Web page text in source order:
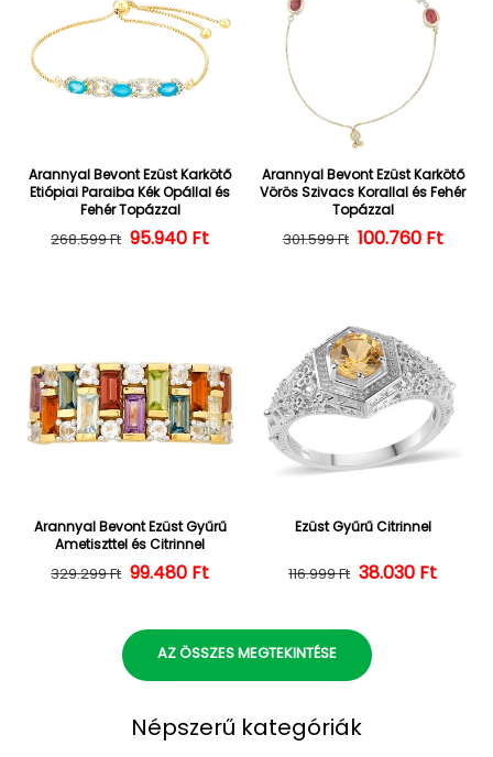
Arannyal Bevont Ezüst Karkötő
Etiópiai Paraiba Kék Opállal és
Fehér Topázzal
Normál ár
268.599 Ft Kedvezményes ár
95.940 Ft
Arannyal Bevont Ezüst Karkötő
Vörös Szivacs Korallal és Fehér
Topázzal
Normál ár
301.599 Ft 100.760 Ft
Arannyal Bevont Ezüst Gyűrű
Ametiszttel és Citrinnel
Normál ár
329.299 Ft Kedvezményes ár
99.480 Ft
Ezüst Gyűrű Citrinnel
Normál ár
116.999 Ft 38.030 Ft
AZ ÖSSZES MEGTEKINTÉSE
Népszerű kategóriák